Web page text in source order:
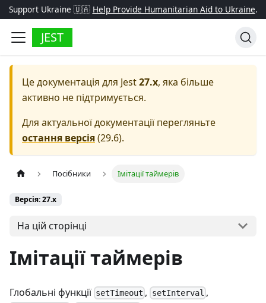
Support Ukraine 🇺🇦 Help Provide Humanitarian Aid to Ukraine.
JEST
Це документація для Jest27.x, яка більше
активно не підтримується.
Для актуальної документації перегляньте
остання версія(29.6).
Посібники Імітації таймерів
Версія: 27.x
На цій сторінці
Імітації таймерів
Глобальні функції setTimeout , setInterval ,